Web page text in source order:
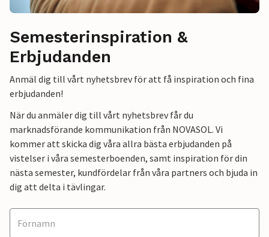
Semesterinspiration &
Erbjudanden
Anmäl dig till vårt nyhetsbrev för att få inspiration och fina
erbjudanden!
När du anmäler dig till vårt nyhetsbrev får du
marknadsförande kommunikation från NOVASOL. Vi
kommer att skicka dig våra allra bästa erbjudanden på
vistelser i våra semesterboenden, samt inspiration för din
nästa semester, kundfördelar från våra partners och bjuda in
dig att delta i tävlingar.